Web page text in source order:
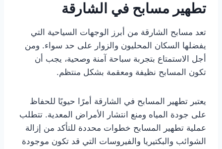
تطهير مسابح في الشارقة
تعد مسابح الشارقة من أبرز الوجهات السياحية التي
يفضلها السكان المحليون والزوار على حد سواء. ومن
أجل الاستمتاع بتجربة سباحة آمنة وصحية، يجب أن
تكون المسابح نظيفة ومعقمة بشكل منتظم.
يعتبر تطهير المسابح في الشارقة أمرًا حيويًا للحفاظ
على جودة المياه ومنع انتشار الأمراض المعدية. تتطلب
عملية تطهير المسابح خطوات محددة للتأكد من إزالة
الشوائب والبكتيريا والفيروسات التي قد تكون موجودة